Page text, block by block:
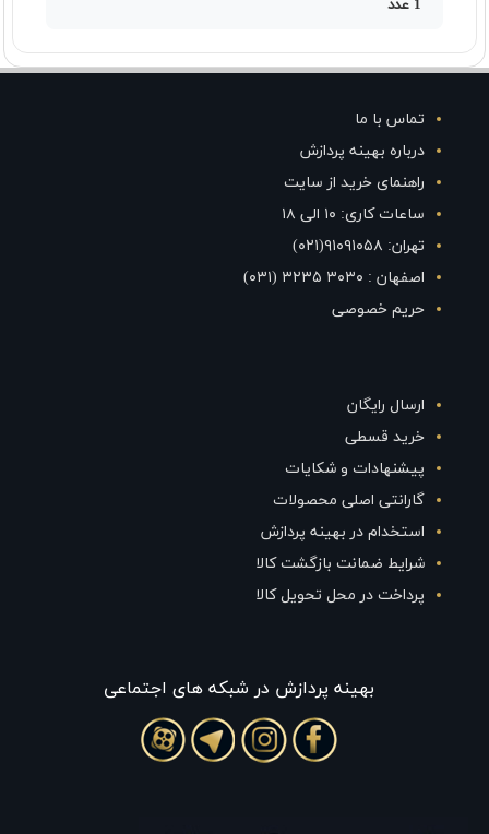
1 عدد
تماس با ما
درباره بهینه پردازش
راهنمای خرید از سایت
ساعات کاری: ۱۰ الی ۱۸
تهران: ۹۱۰۹۱۰۵۸(۰۲۱)
اصفهان : ۳۰۳۰ ۳۲۳۵ (۰۳۱)
حریم خصوصی
ارسال رایگان
خرید قسطی
پیشنهادات و شکایات
گارانتی اصلی محصولات
استخدام در بهینه پردازش
شرایط ضمانت بازگشت کالا
پرداخت در محل تحویل کالا
بهينه پردازش در شبکه های اجتماعی